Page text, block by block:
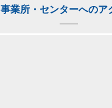
事業所・センターへのア